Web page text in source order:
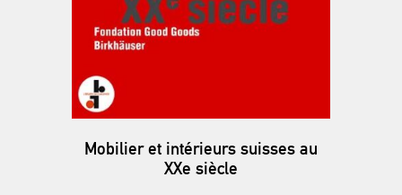
Mobilier et intérieurs suisses au
XXe siècle